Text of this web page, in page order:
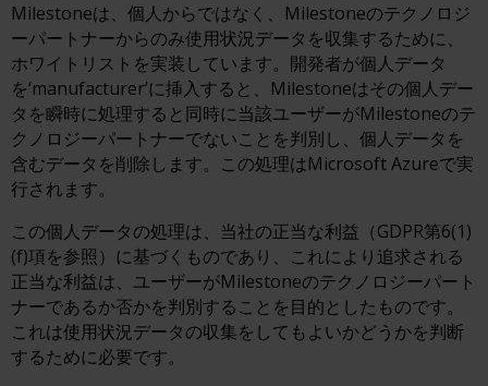
Milestoneは、個人からではなく、Milestoneのテクノロジ
ーパートナーからのみ使用状況データを収集するために、
ホワイトリストを実装しています。開発者が個人データ
を‘manufacturer’に挿入すると、Milestoneはその個人デー
タを瞬時に処理すると同時に当該ユーザーがMilestoneのテ
クノロジーパートナーでないことを判別し、個人データを
含むデータを削除します。この処理はMicrosoft Azureで実
行されます。
この個人データの処理は、当社の正当な利益（GDPR第6(1)
(f)項を参照）に基づくものであり、これにより追求される
正当な利益は、ユーザーがMilestoneのテクノロジーパート
ナーであるか否かを判別することを目的としたものです。
これは使用状況データの収集をしてもよいかどうかを判断
するために必要です。